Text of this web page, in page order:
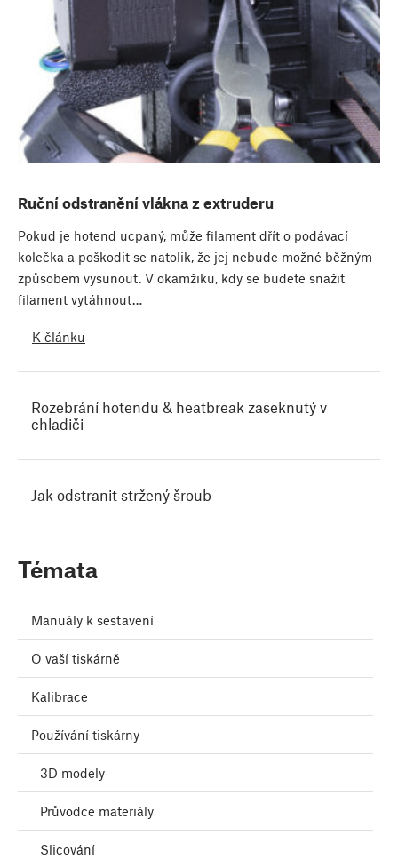
Ruční odstranění vlákna z extruderu
Pokud je hotend ucpaný, může filament dřít o podávací
kolečka a poškodit se natolik, že jej nebude možné běžným
způsobem vysunout. V okamžiku, kdy se budete snažit
filament vytáhnout…
K článku
Rozebrání hotendu & heatbreak zaseknutý v
chladiči
Jak odstranit stržený šroub
Témata
Manuály k sestavení
O vaší tiskárně
Kalibrace
Používání tiskárny
3D modely
Průvodce materiály
Slicování